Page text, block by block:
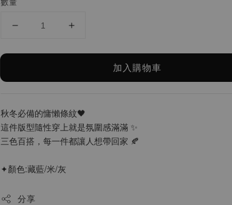
加入購物車
秋冬必備的慵懶條紋🖤
這件版型隨性穿上就是氛圍感滿滿 ✨
三色百搭，每一件都讓人想帶回家 🍂
✦顏色:藏藍/米/灰
分享